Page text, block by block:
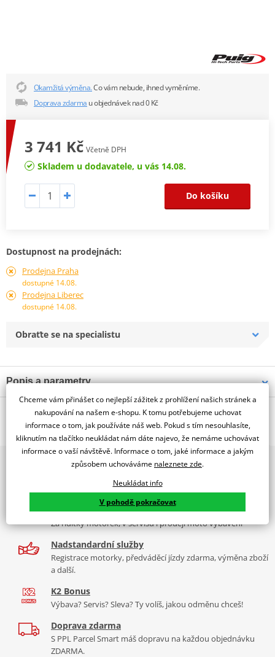
Okamžitá výměna.Co vám nebude, ihned vyměníme.
Doprava zdarma u objednávek nad 0 Kč
3 741 Kč Včetně DPH
Skladem u dodavatele, u vás 14.08.
Do košíku
Dostupnost na prodejnách:
Prodejna Praha
dostupné 14.08.
Prodejna Liberec
dostupné 14.08.
Obraťte se na specialistu
Popis a parametry
Jsme autorizovaný
dealer značky PUIG
WINDSHIELD MOD. RAFALE C/BLUE
Tabulka velikostí
Co když mi to nebude
PDF Aerodynamic test
Mounting tips
O výrobci
PUIG byl založen v roce 1964 ve Španělsku. Vyrábí se ve městě
Granollers poblíž Barcelony na ploše 8 000 m² v objektu, který se
dělí na 3 části: komerční, odlitkovou a kovových součástek. Již 40
let se účastní nejslavnějších závodů motocyklů po celém světě. V
naší nabídce naleznete doplňky a příslušenství například: plexi,
padací protektory a mnoho dalšího.
Zobrazit všechny produktyznačky PUIG
2x multibrand showroom
díly, to vše v Praze a Liberci
Více než 30 let zkušeností
Za řídítky motorek, v servisu i prodeji moto vybavení
Nadstandardní služby
Registrace motorky, předváděcí jízdy zdarma, výměna zboží
a další.
K2 Bonus
Výbava? Servis? Sleva? Ty volíš, jakou odměnu chceš!
Doprava zdarma
S PPL Parcel Smart máš dopravu na každou objednávku
ZDARMA.
Chceme vám přinášet co nejlepší zážitek z prohlížení našich stránek a
nakupování na našem e-shopu. K tomu potřebujeme uchovat
informace o tom, jak používáte náš web. Pokud s tím nesouhlasíte,
kliknutím na tlačítko neukládat nám dáte najevo, že nemáme uchovávat
informace o vaší návštěvě. Informace o tom, jaké informace a jakým
způsobem uchováváme naleznete zde.
Neukládat info
V pohodě pokračovat